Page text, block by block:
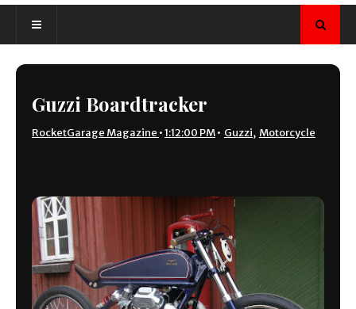
Guzzi Boardtracker
RocketGarage Magazine •1:12:00 PM• Guzzi, Motorcycle